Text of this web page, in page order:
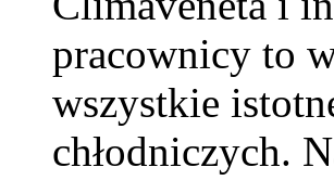
pracownicy to
wszystkie
chłodniczych.